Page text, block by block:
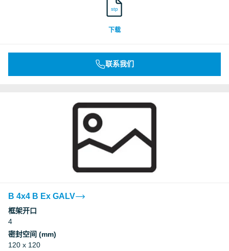
stp
下载
联系我们
B 4x4 B Ex GALV
框架开口
4
密封空间 (mm)
120 x 120